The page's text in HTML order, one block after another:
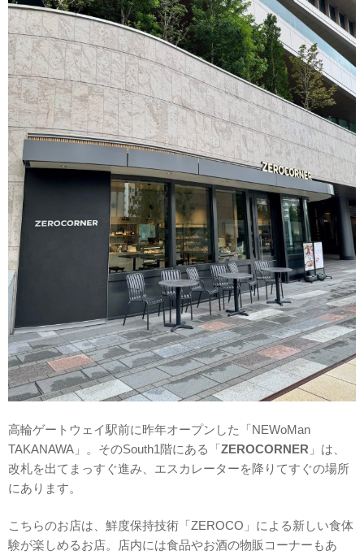
高輪ゲートウェイ駅前に昨年オープンした「NEWoMan
TAKANAWA」。そのSouth1階にある「ZEROCORNER 」は、
改札を出てまっすぐ進み、エスカレーターを降りてすぐの場所
にあります。
こちらのお店は、鮮度保持技術「ZEROCO」による新しい食体
験が楽しめるお店。店内には食品やお酒の物販コーナーもあ